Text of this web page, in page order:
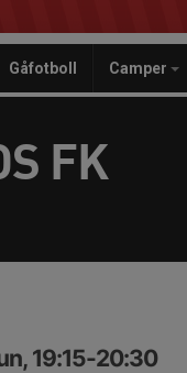
Gåfotboll Camper
FK
19:15-20:30